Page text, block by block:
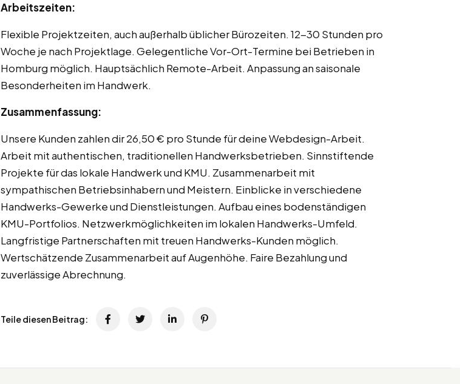
Arbeitszeiten:
Flexible Projektzeiten, auch außerhalb üblicher Bürozeiten. 12-30 Stunden pro
Woche je nach Projektlage. Gelegentliche Vor-Ort-Termine bei Betrieben in
Homburg möglich. Hauptsächlich Remote-Arbeit. Anpassung an saisonale
Besonderheiten im Handwerk.
Zusammenfassung:
Unsere Kunden zahlen dir 26,50 € pro Stunde für deine Webdesign-Arbeit.
Arbeit mit authentischen, traditionellen Handwerksbetrieben. Sinnstiftende
Projekte für das lokale Handwerk und KMU. Zusammenarbeit mit
sympathischen Betriebsinhabern und Meistern. Einblicke in verschiedene
Handwerks-Gewerke und Dienstleistungen. Aufbau eines bodenständigen
KMU-Portfolios. Netzwerkmöglichkeiten im lokalen Handwerks-Umfeld.
Langfristige Partnerschaften mit treuen Handwerks-Kunden möglich.
Wertschätzende Zusammenarbeit auf Augenhöhe. Faire Bezahlung und
zuverlässige Abrechnung.
Teile diesen Beitrag: